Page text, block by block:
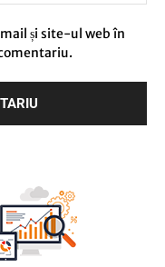
și site-ul web în